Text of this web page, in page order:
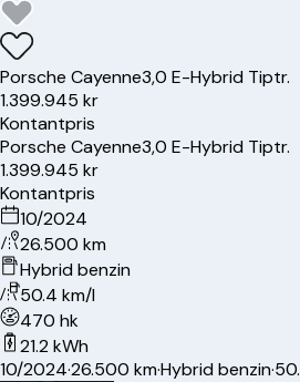
Porsche Cayenne3,0 E-Hybrid Tiptr.
1.399.945 kr
Kontantpris
Porsche Cayenne3,0 E-Hybrid Tiptr.
1.399.945 kr
Kontantpris
10/2024
26.500 km
Hybrid benzin
50.4 km/l
470 hk
21.2 kWh
10/2024·26.500 km·Hybrid benzin·